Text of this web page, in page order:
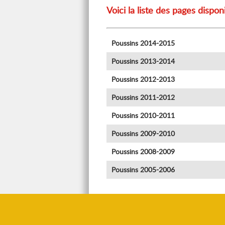
Voici la liste des pages
Poussins 2014-2015
Poussins 2013-2014
Poussins 2012-2013
Poussins 2011-2012
Poussins 2010-2011
Poussins 2009-2010
Poussins 2008-2009
Poussins 2005-2006